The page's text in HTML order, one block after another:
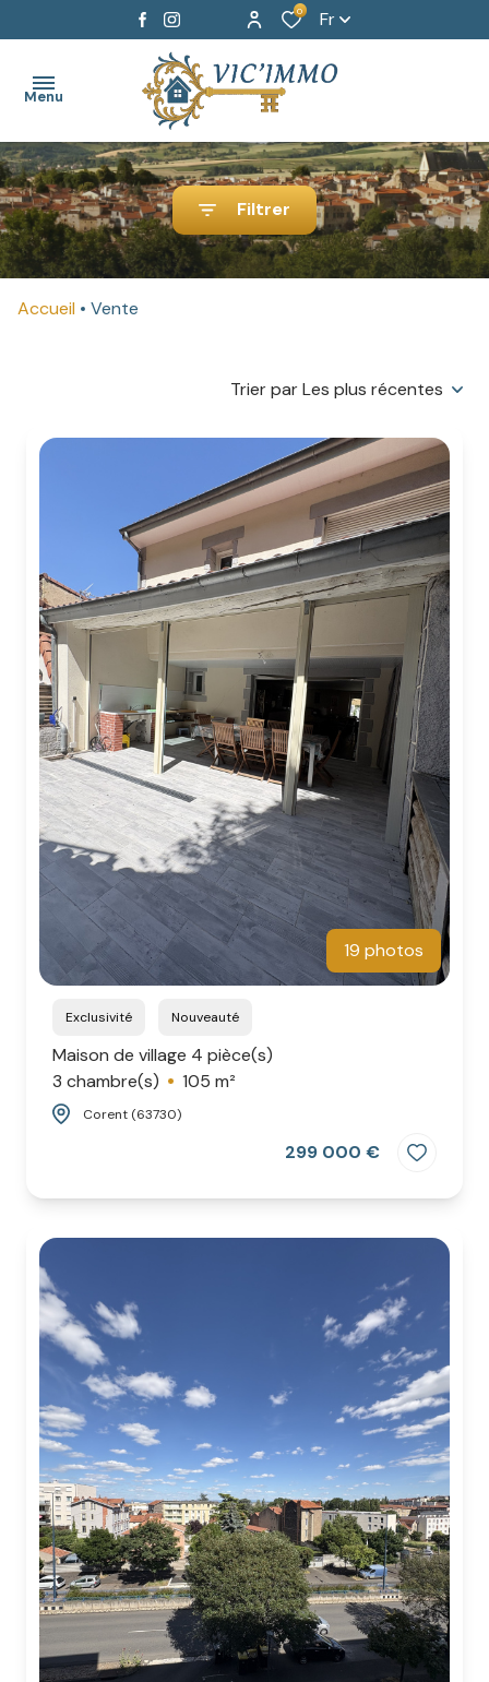
0 Fr
Menu
ACCUEIL
AGENCE
BIENS A
VENDRE
CONTACT
Filtrer
Accueil Vente
Trier par Les plus récentes
19 photos
Exclusivité Nouveauté
Maison de village 4 pièce(s)
3 chambre(s)
105 m²
Corent (63730)
299 000 €